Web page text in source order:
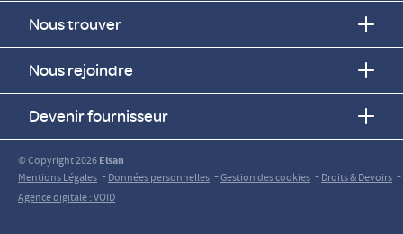
Nous trouver
Nous rejoindre
Devenir fournisseur
© Copyright 2026Elsan
Mentions Légales -Données personnelles -Gestion des cookies -Droits & Devoirs -
Agence digitale : VOID